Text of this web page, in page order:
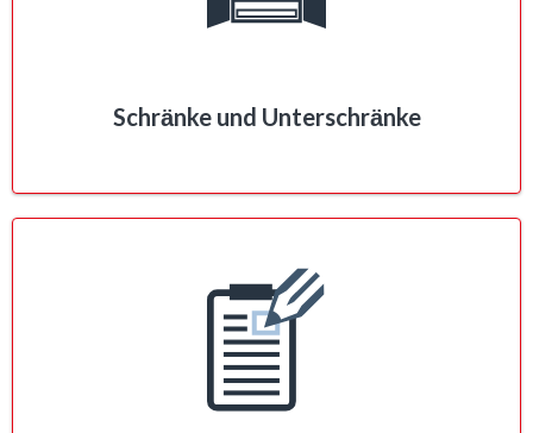
Schrӓnke und Unterschrӓnke